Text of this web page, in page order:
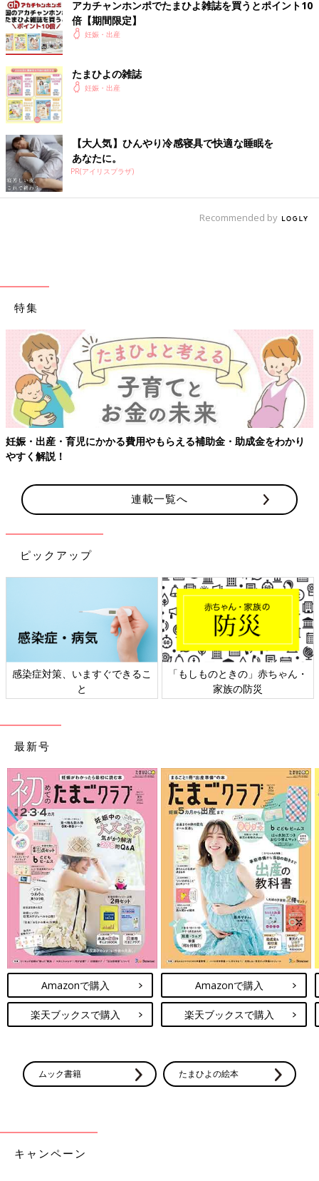
アカチャンホンポでたまひよ雑誌を買うとポイント10
倍【期間限定】
妊娠・出産
たまひよの雑誌
妊娠・出産
【大人気】ひんやり冷感寝具で快適な睡眠を
あなたに。
PR(アイリスプラザ)
Recommended by
特集
妊娠・出産・育児にかかる費用やもらえる補助金・助成金をわかり
やすく解説！
連載一覧へ
ピックアップ
感染症対策、いますぐできるこ
と
「もしものときの」赤ちゃん・
家族の防災
最新号
Amazonで購入
楽天ブックスで購入
Amazonで購入
楽天ブックスで購入
ムック書籍 たまひよの絵本
キャンペーン